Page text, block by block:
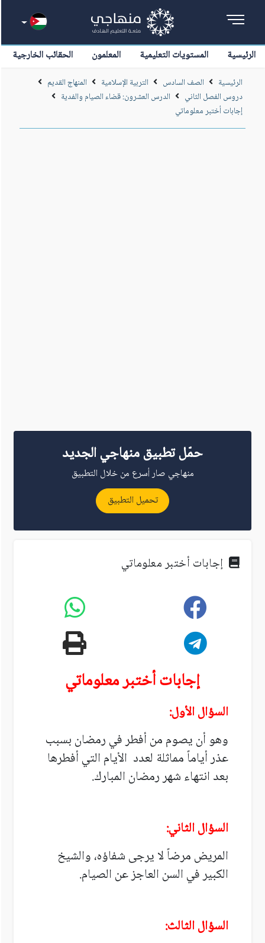
الرئيسية المستويات التعليمية المعلمون الحقائب الخارجية
الرئيسية الصف السادس التربية الإسلامية
المنهاج القديم
دروس الفصل الثاني
الدرس العشرون: قضاء الصيام والفدية
إجابات أختبر معلوماتي
حمّل تطبيق منهاجي الجديد
منهاجي صار أسرع من خلال التطبيق
تحميل التطبيق
إجابات أختبر معلوماتي
إجابات أختبر معلوماتي
السؤال الأول:
وهو أن يصوم من أفطر في رمضان بسبب
عذر أياماً مماثلة لعدد الأيام التي أفطرها
بعد انتهاء شهر رمضان المبارك.
السؤال الثاني:
المريض مرضاً لا يرجى شفاؤه، والشيخ
الكبير في السن العاجز عن الصيام.
السؤال الثالث: